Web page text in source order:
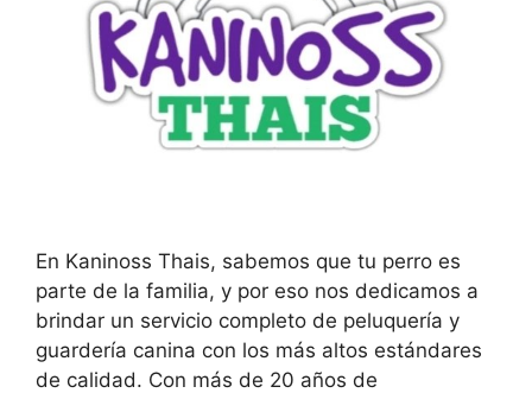
En Kaninoss Thais, sabemos que tu perro es
parte de la familia, y por eso nos dedicamos a
brindar un servicio completo de peluquería y
guardería canina con los más altos estándares
de calidad. Con más de 20 años de